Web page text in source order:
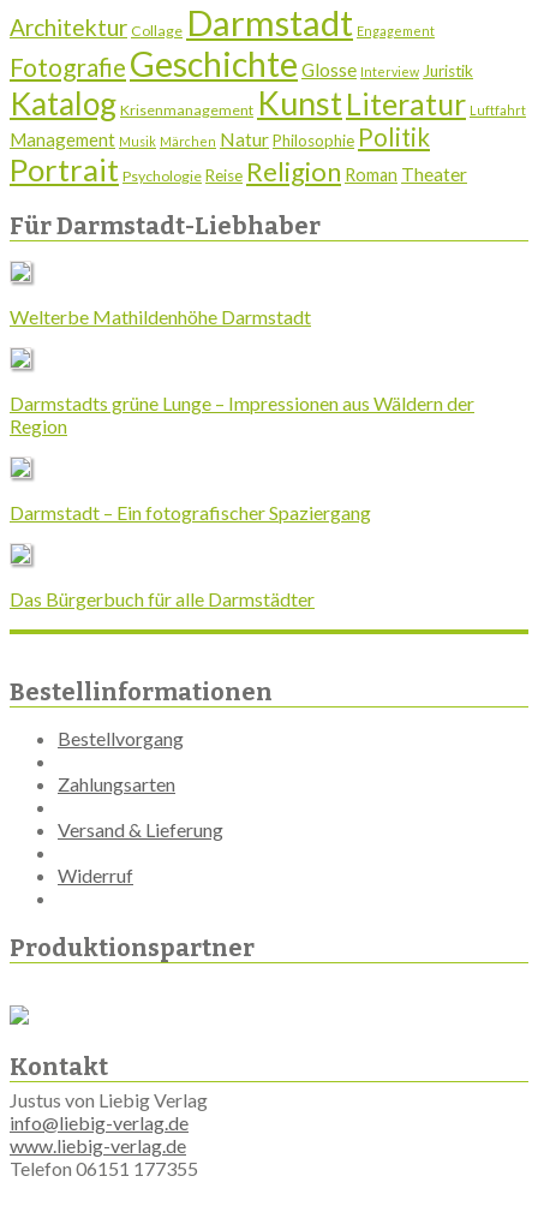
Architektur Collage Darmstadt Engagement
Fotografie Geschichte Glosse Interview Juristik
Katalog Krisenmanagement KunstLiteratur Luftfahrt
Management Musik Märchen NaturPhilosophie Politik
Portrait Psychologie Reise Religion Roman Theater
Für Darmstadt-Liebhaber
Welterbe Mathildenhöhe Darmstadt
Darmstadts grüne Lunge – Impressionen aus Wäldern der
Region
Darmstadt – Ein fotografischer Spaziergang
Das Bürgerbuch für alle Darmstädter
Bestellinformationen
Bestellvorgang
Zahlungsarten
Versand & Lieferung
Widerruf
Produktionspartner
Kontakt
Justus von Liebig Verlag
info@liebig-verlag.de
www.liebig-verlag.de
Telefon 06151 177355